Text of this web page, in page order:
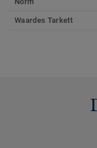
Waardes Tarkett